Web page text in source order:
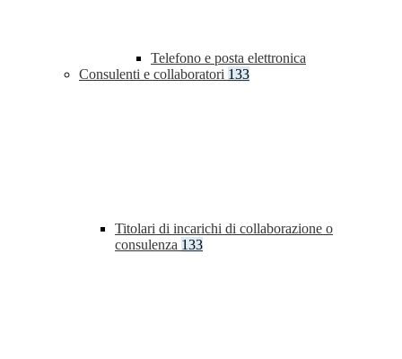
Telefono e posta elettronica
Consulenti e collaboratori 133
Titolari di incarichi di collaborazione o
consulenza 133